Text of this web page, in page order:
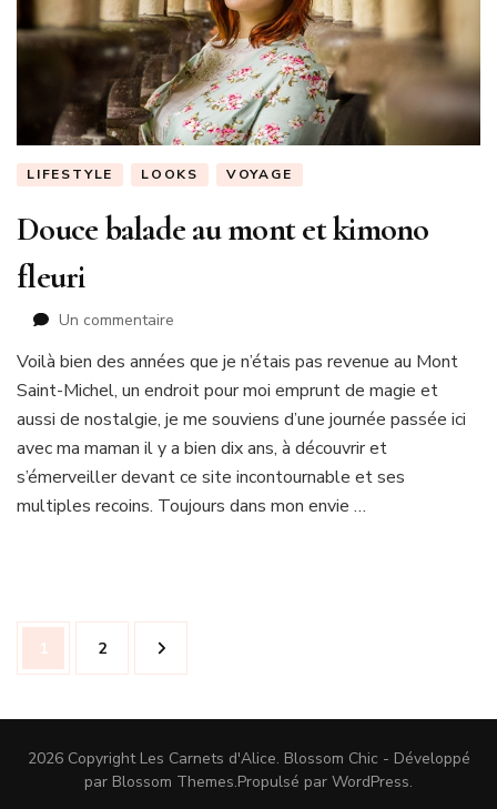
LIFESTYLE LOOKS VOYAGE
Douce balade au mont et kimono
fleuri
Un commentaire
balade
au
mont
kimono
fleuri
Voilà bien des années que je n’étais pas revenue au Mont
Saint-Michel, un endroit pour moi emprunt de magie et
aussi de nostalgie, je me souviens d’une journée passée ici
avec ma maman il y a bien dix ans, à découvrir et
s’émerveiller devant ce site incontournable et ses
multiples recoins. Toujours dans mon envie …
Navigation
desPage
1 Page
2
2026 Copyright Les Carnets d'Alice. Blossom Chic - Développé
par Blossom Themes.Propulsé par WordPress.